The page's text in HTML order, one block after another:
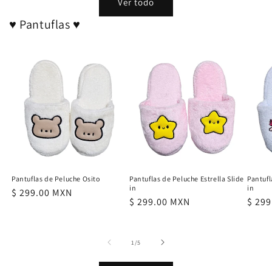
♥ Pantuflas ♥
Pantuflas de Peluche Osito
Precio
$ 299.00 MXN
Pantuflas de Peluche Estrella Slide
in
Precio
$ 299.00 MXN
in
$
1/de
5